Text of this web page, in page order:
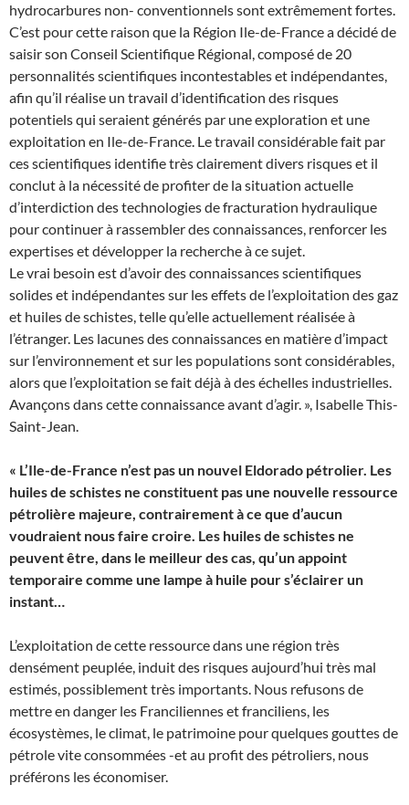
hydrocarbures non- conventionnels sont extrêmement fortes.
C’est pour cette raison que la Région Ile-de-France a décidé de
saisir son Conseil Scientifique Régional, composé de 20
personnalités scientifiques incontestables et indépendantes,
afin qu’il réalise un travail d’identification des risques
potentiels qui seraient générés par une exploration et une
exploitation en Ile-de-France. Le travail considérable fait par
ces scientifiques identifie très clairement divers risques et il
conclut à la nécessité de profiter de la situation actuelle
d’interdiction des technologies de fracturation hydraulique
pour continuer à rassembler des connaissances, renforcer les
expertises et développer la recherche à ce sujet.
Le vrai besoin est d’avoir des connaissances scientifiques
solides et indépendantes sur les effets de l’exploitation des gaz
et huiles de schistes, telle qu’elle actuellement réalisée à
l’étranger. Les lacunes des connaissances en matière d’impact
sur l’environnement et sur les populations sont considérables,
alors que l’exploitation se fait déjà à des échelles industrielles.
Avançons dans cette connaissance avant d’agir. », Isabelle This-
Saint-Jean.
« L’Ile-de-France n’est pas un nouvel Eldorado pétrolier. Les
huiles de schistes ne constituent pas une nouvelle ressource
pétrolière majeure, contrairement à ce que d’aucun
voudraient nous faire croire. Les huiles de schistes ne
peuvent être, dans le meilleur des cas, qu’un appoint
temporaire comme une lampe à huile pour s’éclairer un
instant…
L’exploitation de cette ressource dans une région très
densément peuplée, induit des risques aujourd’hui très mal
estimés, possiblement très importants. Nous refusons de
mettre en danger les Franciliennes et franciliens, les
écosystèmes, le climat, le patrimoine pour quelques gouttes de
pétrole vite consommées -et au profit des pétroliers, nous
préférons les économiser.